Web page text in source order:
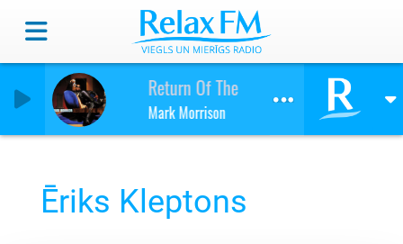
Return Of The Mack
Mark Morrison
Ēriks Kleptons